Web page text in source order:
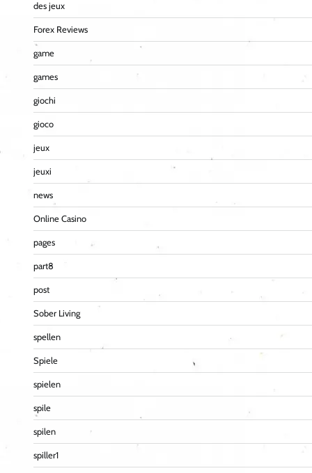
des jeux
Forex Reviews
game
games
giochi
gioco
jeux
jeuxi
news
Online Casino
pages
part8
post
Sober Living
spellen
Spiele
spielen
spile
spilen
spiller1